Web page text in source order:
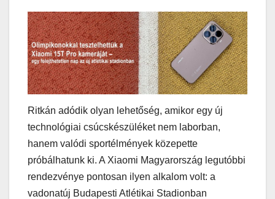
Ritkán adódik olyan lehetőség, amikor egy új
technológiai csúcskészüléket nem laborban,
hanem valódi sportélmények közepette
próbálhatunk ki. A Xiaomi Magyarország legutóbbi
rendezvénye pontosan ilyen alkalom volt: a
vadonatúj Budapesti Atlétikai Stadionban